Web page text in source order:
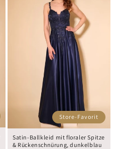
Store-Favorit
Satin-Ballkleid mit floraler Spitze
& Rückenschnürung, dunkelblau